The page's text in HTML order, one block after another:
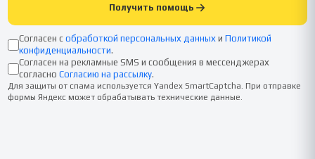
Получить помощь
Согласен с обработкой персональных данных и Политикой
конфиденциальности.
Согласен на рекламные SMS и сообщения в мессенджерах
согласно Согласию на рассылку.
Для защиты от спама используется Yandex SmartCaptcha. При отправке
формы Яндекс может обрабатывать технические данные.